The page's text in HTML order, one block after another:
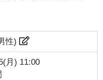
性)
月) 11:00